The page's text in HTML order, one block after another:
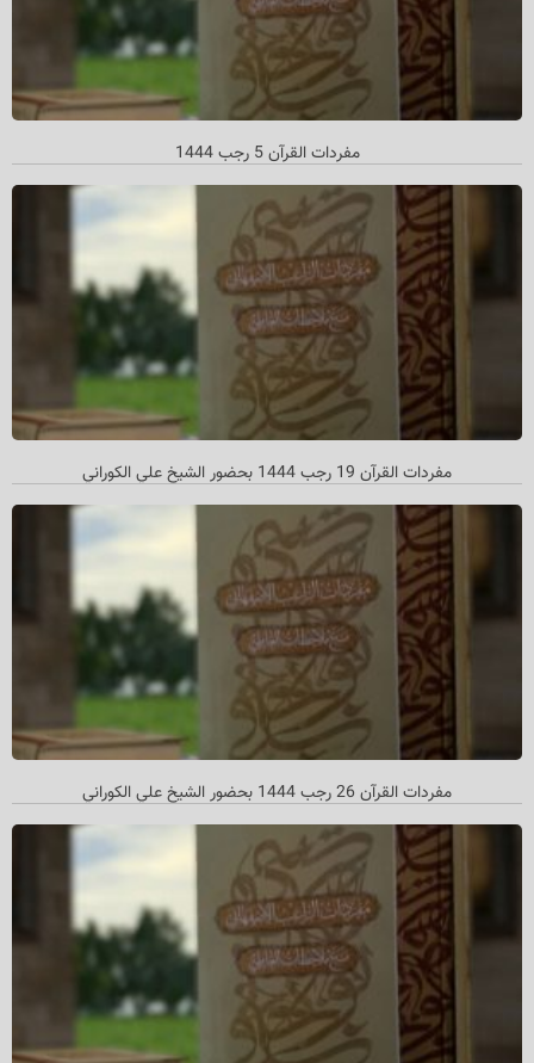
مفردات القرآن 5 رجب 1444
مفردات القرآن 19 رجب 1444 بحضور الشیخ علي الکوراني
مفردات القرآن 26 رجب 1444 بحضور الشيخ علي الكوراني